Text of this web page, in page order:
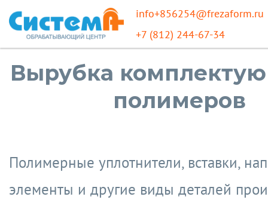
info+856254@frezaform.ru
+7 (812) 244-67-34
Вырубка
полимеров
Полимерные уплотнители, вставки,
элементы и другие виды деталей